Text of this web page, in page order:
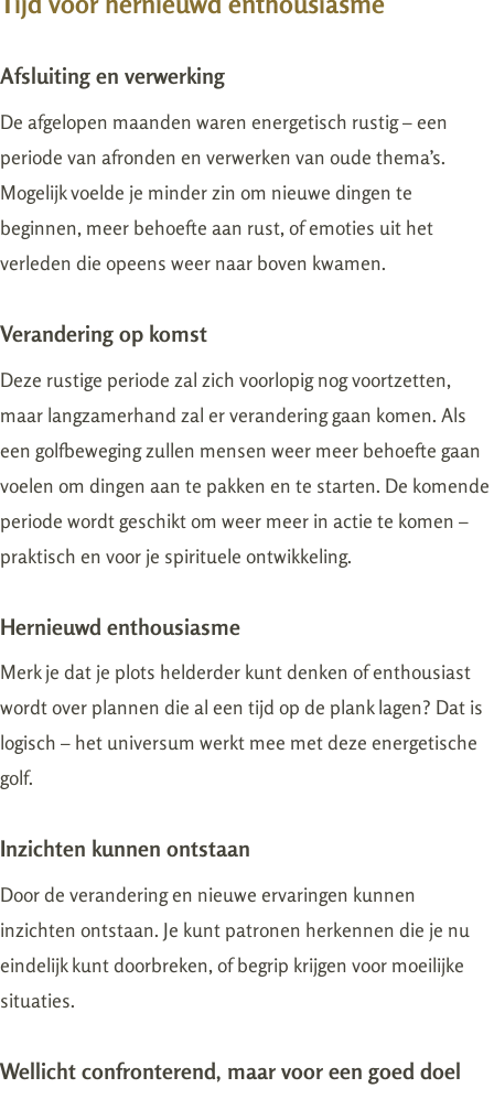
Afsluiting en verwerking
De afgelopen maanden waren energetisch rustig – een
periode van afronden en verwerken van oude thema’s.
Mogelijk voelde je minder zin om nieuwe dingen te
beginnen, meer behoefte aan rust, of emoties uit het
verleden die opeens weer naar boven kwamen.
Verandering op komst
Deze rustige periode zal zich voorlopig nog voortzetten,
maar langzamerhand zal er verandering gaan komen. Als
een golfbeweging zullen mensen weer meer behoefte gaan
voelen om dingen aan te pakken en te starten. De komende
periode wordt geschikt om weer meer in actie te komen –
praktisch en voor je spirituele ontwikkeling.
Hernieuwd enthousiasme
Merk je dat je plots helderder kunt denken of enthousiast
wordt over plannen die al een tijd op de plank lagen? Dat is
logisch – het universum werkt mee met deze energetische
golf.
Inzichten kunnen ontstaan
Door de verandering en nieuwe ervaringen kunnen
inzichten ontstaan. Je kunt patronen herkennen die je nu
eindelijk kunt doorbreken, of begrip krijgen voor moeilijke
situaties.
Wellicht confronterend, maar voor een goed doel